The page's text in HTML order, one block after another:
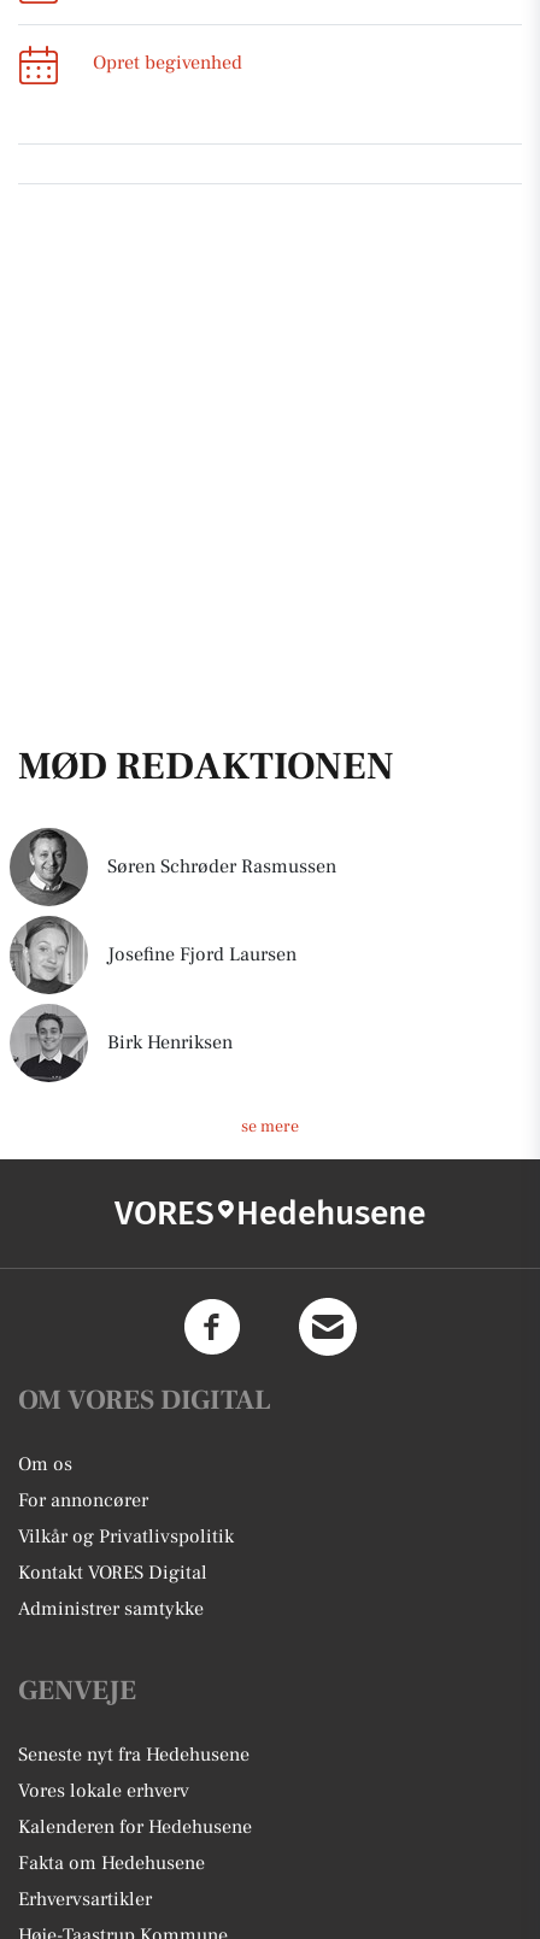
Opret begivenhed
MØD REDAKTIONEN
Søren Schrøder Rasmussen
Josefine Fjord Laursen
Birk Henriksen
se mere
VORES Hedehusene
OM VORES DIGITAL
Om os
For annoncører
Vilkår og Privatlivspolitik
Kontakt VORES Digital
Administrer samtykke
GENVEJE
Seneste nyt fra Hedehusene
Vores lokale erhverv
Kalenderen for Hedehusene
Fakta om Hedehusene
Erhvervsartikler